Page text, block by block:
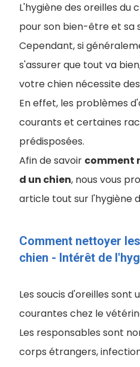
L'hygiène des oreilles
pour son bien-être et sa
Cependant, si
s'assurer que tout va
votre chien nécessite
En effet, les problèmes
courants et certaines
prédisposées.
Afin de savoir comment
d un chien, nous vous
article tout sur l'hygiène
Comment nettoyer
chien - Intérêt de
Les soucis d'oreilles sont
courantes chez le
Les responsables sont
corps étrangers,